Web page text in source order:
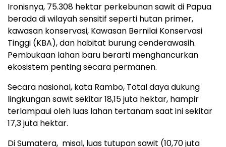
Ironisnya, 75.308 hektar perkebunan sawit di Papua
berada di wilayah sensitif seperti hutan primer,
kawasan konservasi, Kawasan Bernilai Konservasi
Tinggi (KBA), dan habitat burung cenderawasih.
Pembukaan lahan baru berarti menghancurkan
ekosistem penting secara permanen.
Secara nasional, kata Rambo, Total daya dukung
lingkungan sawit sekitar 18,15 juta hektar, hampir
terlampaui oleh luas lahan tertanam saat ini sekitar
17,3 juta hektar.
Di Sumatera, misal, luas tutupan sawit (10,70 juta